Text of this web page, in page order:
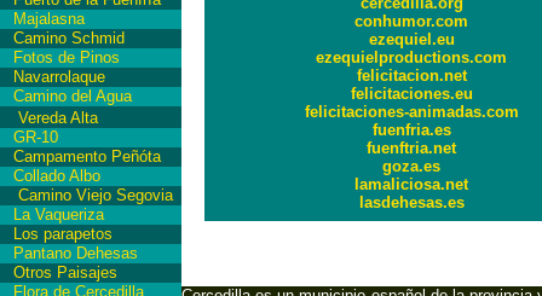
Majalasna
Camino Schmid
Fotos de Pinos
Navarrolaque
Camino del Agua
Vereda Alta
GR-10
Campamento Peñóta
Collado Albo
Camino Viejo Segovia
La Vaqueriza
Los parapetos
Pantano Dehesas
Otros Paisajes
Flora de Cercedilla
conhumor.com
ezequiel.eu
ezequielproductions.com
felicitacion.net
felicitaciones.eu
felicitaciones-animadas.com
fuenfria.es
fuenftria.net
goza.es
lamaliciosa.net
lasdehesas.es